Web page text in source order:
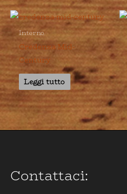
Interno
Credenza Mid-
Century
Leggi tutto
Contattaci: